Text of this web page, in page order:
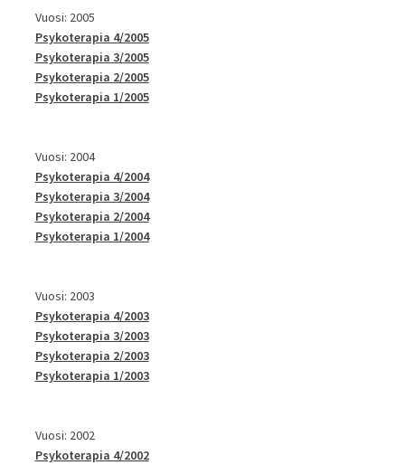
Vuosi: 2005
Psykoterapia 4/2005
Psykoterapia 3/2005
Psykoterapia 2/2005
Psykoterapia 1/2005
Vuosi: 2004
Psykoterapia 4/2004
Psykoterapia 3/2004
Psykoterapia 2/2004
Psykoterapia 1/2004
Vuosi: 2003
Psykoterapia 4/2003
Psykoterapia 3/2003
Psykoterapia 2/2003
Psykoterapia 1/2003
Vuosi: 2002
Psykoterapia 4/2002